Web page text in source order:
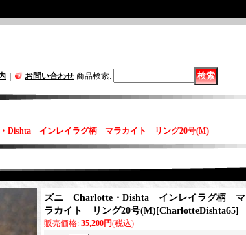
お問い合わせ 商品検索:
Dishta インレイラグ柄 マラカイト リング20号(M)
ズニ Charlotte・Dishta インレイラグ柄 マ
ラカイト リング20号(M) [CharlotteDishta65]
販売価格: 35,200円(税込)